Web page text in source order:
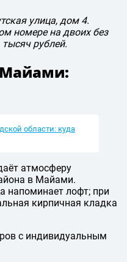
улица, дом 4.
номере на двоих без
рублей.
области: куда
атмосферу
в Майами.
напоминает лофт; при
кирпичная кладка
с индивидуальным